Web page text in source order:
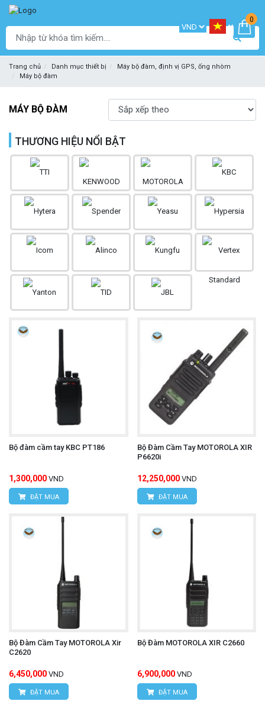
0
Trang chủ Danh mục thiết bị
Máy bộ đàm, định vị GPS, ống nhòm
Máy bộ đàm
MÁY BỘ ĐÀM
THƯƠNG HIỆU NỔI BẬT
Bộ đàm cầm tay KBC PT186
1,300,000 VND
ĐẶT MUA
Bộ Đàm Cầm Tay MOTOROLA XIR
P6620i
12,250,000 VND
ĐẶT MUA
Bộ Đàm Cầm Tay MOTOROLA Xir
C2620
6,450,000 VND
ĐẶT MUA
Bộ Đàm MOTOROLA XIR C2660
6,900,000 VND
ĐẶT MUA